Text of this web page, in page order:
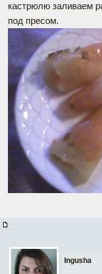
кастрюлю заливаем
под пресом.
Ingusha